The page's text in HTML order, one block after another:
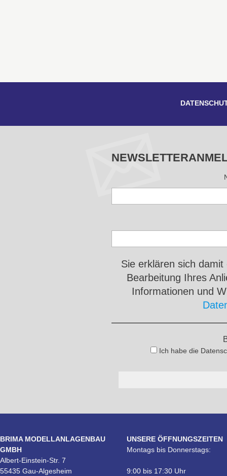
Sie erklären sich
Bearbeitung Ihres
Informationen und
Ich habe die
BRIMA MODELLANLAGENBAU
GMBH
Albert-Einstein-Str. 7
55435 Gau-Algesheim
UNSERE ÖFFNUNGSZEITEN
Montags bis Donnerstags:
9:00 bis 17:30 Uhr